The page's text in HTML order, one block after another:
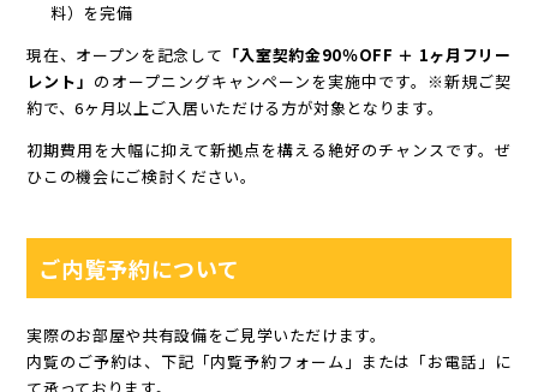
料）を完備
現在、オープンを記念して 「入室契約金90％OFF ＋ 1ヶ月フリー
レント」 のオープニングキャンペーンを実施中です。※新規ご契
約で、6ヶ月以上ご入居いただける方が対象となります。
初期費用を大幅に抑えて新拠点を構える絶好のチャンスです。ぜ
ひこの機会にご検討ください。
ご内覧予約について
実際のお部屋や共有設備をご見学いただけます。
内覧のご予約は、下記「内覧予約フォーム」または「お電話」に